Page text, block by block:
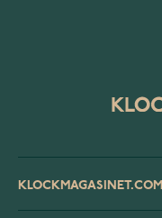
KLOCKMAGASINET.COM